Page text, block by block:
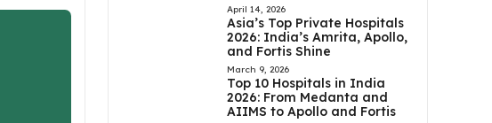
April 14, 2026
Asia’s Top Private Hospitals
2026: India’s Amrita, Apollo,
and Fortis Shine
March 9, 2026
Top 10 Hospitals in India
2026: From Medanta and
AIIMS to Apollo and Fortis